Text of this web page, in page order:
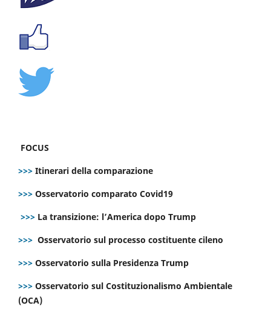
FOCUS
>>> Itinerari della comparazione
>>> Osservatorio comparato Covid19
>>> La transizione: l’America dopo Trump
>>> Osservatorio sul processo costituente cileno
>>> Osservatorio sulla Presidenza Trump
>>> Osservatorio sul Costituzionalismo Ambientale
(OCA)